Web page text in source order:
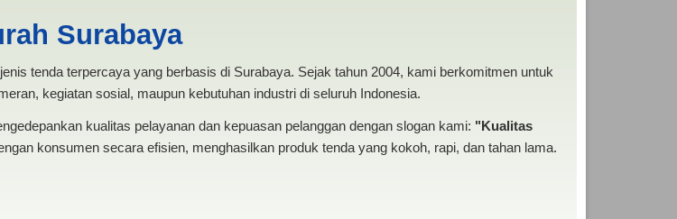
Surabaya
tenda terpercaya yang berbasis di Surabaya. Sejak tahun 2004, kami berkomitmen untuk
kegiatan sosial, maupun kebutuhan industri di seluruh Indonesia.
kualitas pelayanan dan kepuasan pelanggan dengan slogan kami: "Kualitas
konsumen secara efisien, menghasilkan produk tenda yang kokoh, rapi, dan tahan lama.